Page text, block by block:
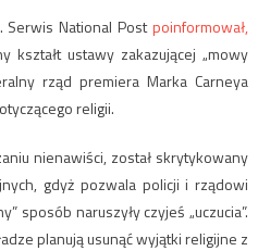
Serwis National Postpoinformował,
kształt ustawy zakazującej „mowy
rząd premiera Marka Carneya
religii.
nienawiści, został skrytykowany
gdyż pozwala policji i rządowi
sposób naruszyły czyjeś „uczucia”.
planują usunąć wyjątki religijne z